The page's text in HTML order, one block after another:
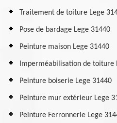
Traitement de toiture Lege
Pose de bardage Lege 31440
Peinture maison Lege 31440
Imperméabilisation de toiture
Peinture boiserie Lege 31440
Peinture mur extérieur Lege
Peinture Ferronnerie Lege